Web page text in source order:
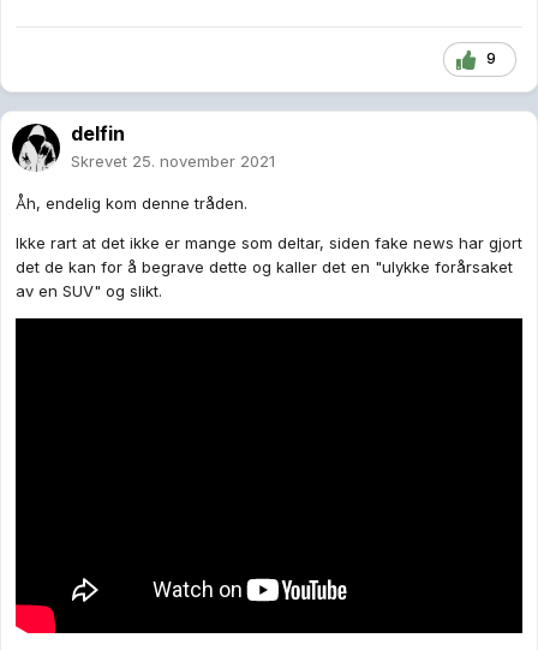
9
delfin
Skrevet 25. november 2021
Åh, endelig kom denne tråden.
Ikke rart at det ikke er mange som deltar, siden fake news har gjort
det de kan for å begrave dette og kaller det en "ulykke forårsaket
av en SUV" og slikt.